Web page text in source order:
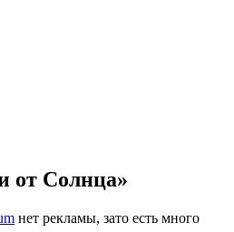
от Солнца»
нет рекламы, зато есть много